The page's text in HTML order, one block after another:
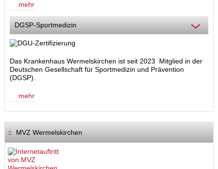
mehr
DGSP-Sportmedizin
Das Krankenhaus Wermelskirchen ist seit 2023 Mitglied in der
Deutschen Gesellschaft für Sportmedizin und Prävention
(DGSP).
mehr
MVZ Wermelskirchen